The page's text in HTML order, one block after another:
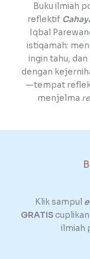
Buku ilmiah
reflektif
Iqbal
istiqamah:
ingin tahu,
dengan
—tempat
menjelma
Klik sampul
GRATIS
ilmiah